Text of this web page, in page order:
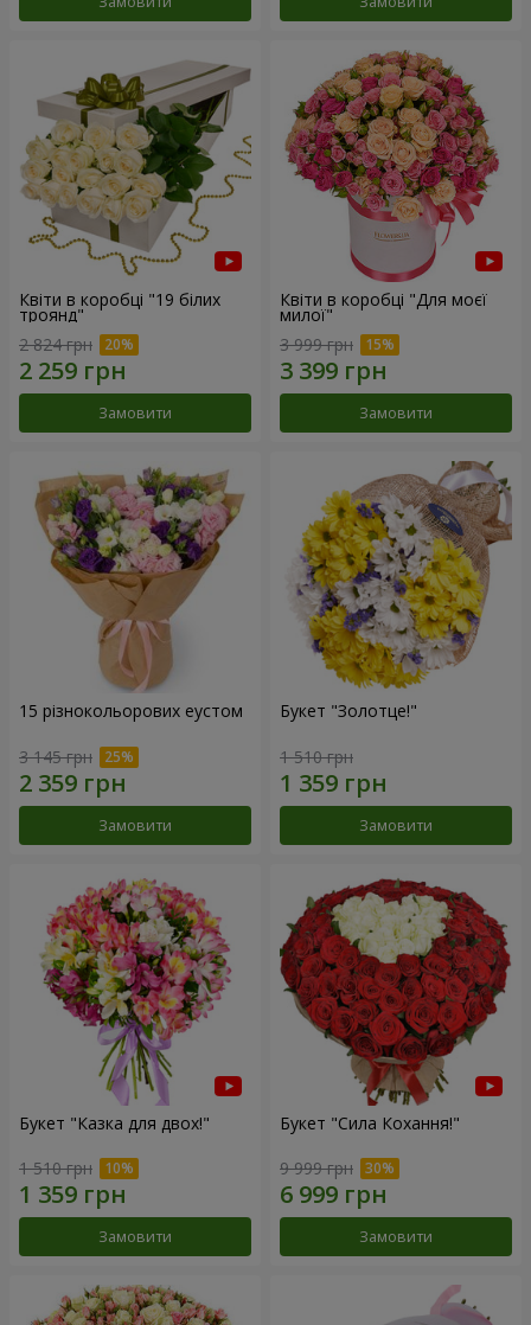
Квіти в коробці "19 білих
троянд"
2 824 грн
Замовити
Квіти в коробці "Для моєї
милої"
3 999 грн
Замовити
15 різнокольорових еустом
3 145 грн
Замовити
Букет "Золотце!"
1 510 грн
Замовити
Букет "Казка для двох!"
1 510 грн
Замовити
Букет "Сила Кохання!"
9 999 грн
Замовити